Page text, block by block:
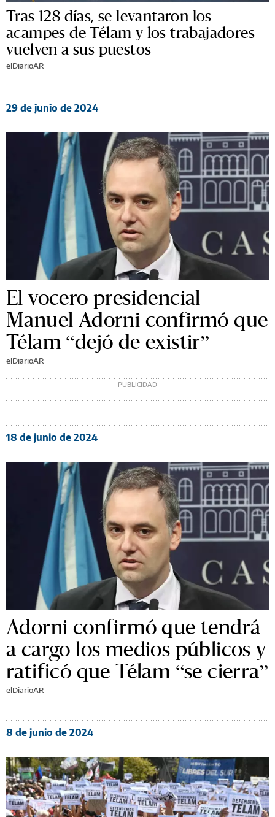
Tras 128 días, se levantaron los
acampes de Télam y los trabajadores
vuelven a sus puestos
elDiarioAR
29 de junio de 2024
El vocero presidencial
Manuel Adorni confirmó que
Télam “dejó de existir”
elDiarioAR
18 de junio de 2024
Adorni confirmó que tendrá
a cargo los medios públicos y
ratificó que Télam “se cierra”
elDiarioAR
8 de junio de 2024